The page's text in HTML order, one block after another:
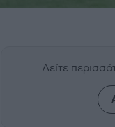
Δείτε